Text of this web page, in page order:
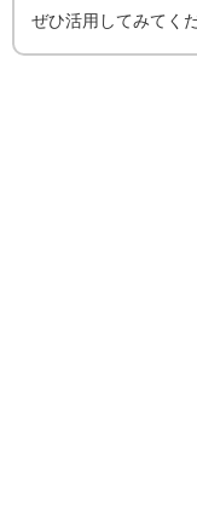
ぜひ活用してみてく